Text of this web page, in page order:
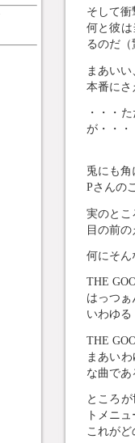
そして
何と彼
るのだ（
まあい
本番にさ
・・・
が・・・
兎にも
Pさんの
実のとこ
目の前
何にそん
THE
はっつ
いわゆ
THE
まあい
な曲であ
ところ
トメニ
これが